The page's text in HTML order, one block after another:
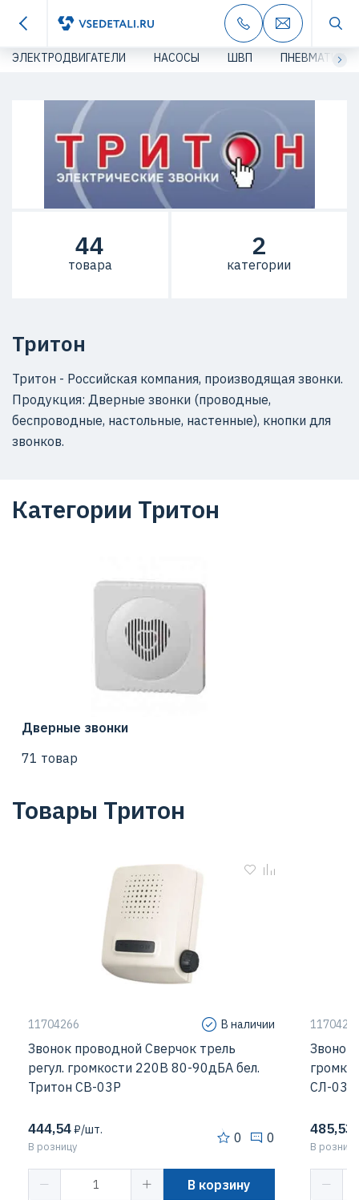
ЭЛЕКТРОДВИГАТЕЛИ НАСОСЫ ШВП ПНЕВМАТИКА
Тритон
Тритон - Российская компания, производящая звонки.
Продукция: Дверные звонки (проводные,
беспроводные, настольные, настенные), кнопки для
звонков.
44
товара
2
категории
Категории Тритон
Дверные звонки
71 товар
Товары Тритон
11704266 В наличии
Звонок проводной Сверчок трель
регул. громкости 220В 80-90дБА бел.
Тритон СВ-03Р
444,54₽/шт.
В розницу
0 0
В корзину
Звонок
СЛ-03Р
485,53
В розницу